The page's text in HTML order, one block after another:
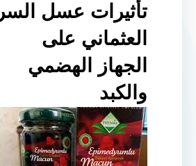
تأثيرات عسل السر
العثماني على
الجهاز الهضمي
والكبد